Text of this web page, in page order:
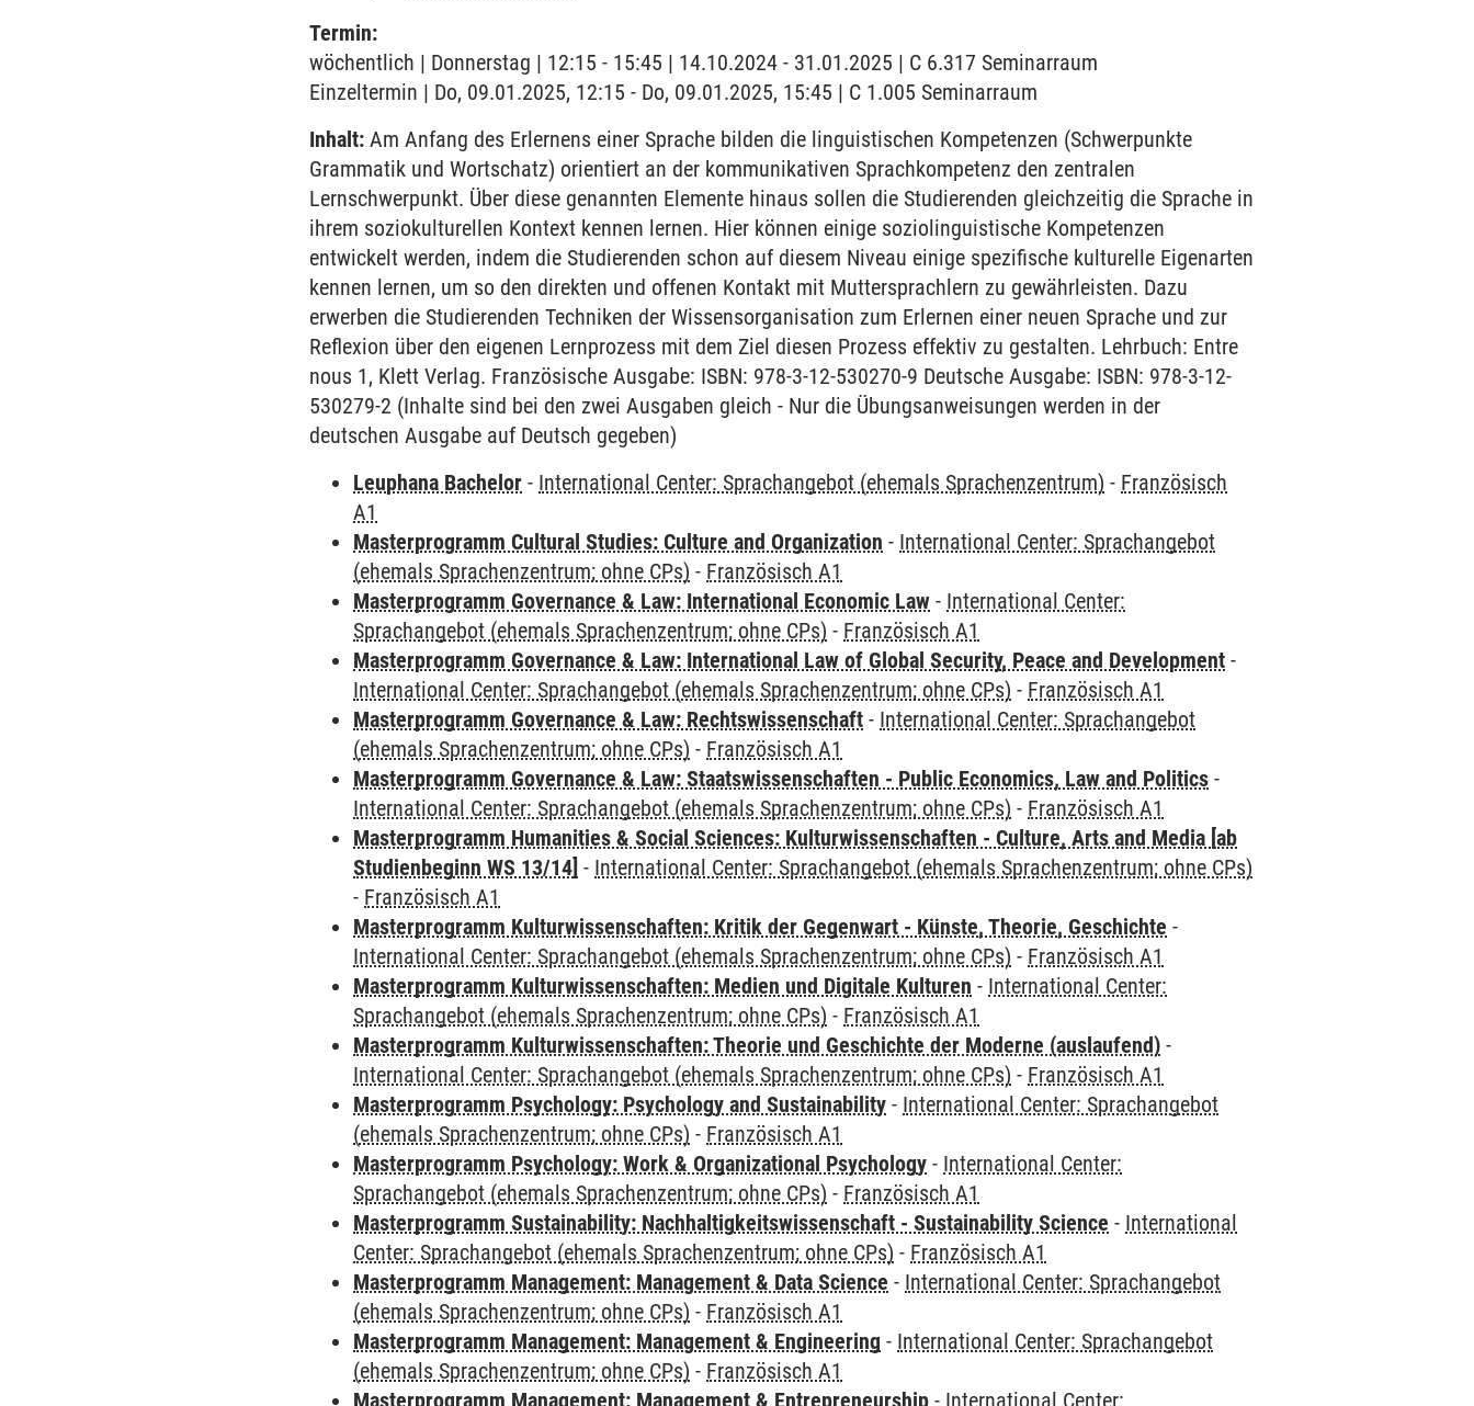
Termin:
wöchentlich | Donnerstag | 12:15 - 15:45 | 14.10.2024 - 31.01.2025 | C 6.317 Seminarraum
Einzeltermin | Do, 09.01.2025, 12:15 - Do, 09.01.2025, 15:45 | C 1.005 Seminarraum
Inhalt: Am Anfang des Erlernens einer Sprache bilden die linguistischen Kompetenzen (Schwerpunkte
Grammatik und Wortschatz) orientiert an der kommunikativen Sprachkompetenz den zentralen
Lernschwerpunkt. Über diese genannten Elemente hinaus sollen die Studierenden gleichzeitig die Sprache in
ihrem soziokulturellen Kontext kennen lernen. Hier können einige soziolinguistische Kompetenzen
entwickelt werden, indem die Studierenden schon auf diesem Niveau einige spezifische kulturelle Eigenarten
kennen lernen, um so den direkten und offenen Kontakt mit Muttersprachlern zu gewährleisten. Dazu
erwerben die Studierenden Techniken der Wissensorganisation zum Erlernen einer neuen Sprache und zur
Reflexion über den eigenen Lernprozess mit dem Ziel diesen Prozess effektiv zu gestalten. Lehrbuch: Entre
nous 1, Klett Verlag. Französische Ausgabe: ISBN: 978-3-12-530270-9 Deutsche Ausgabe: ISBN: 978-3-12-
530279-2 (Inhalte sind bei den zwei Ausgaben gleich - Nur die Übungsanweisungen werden in der
deutschen Ausgabe auf Deutsch gegeben)
Leuphana Bachelor - International Center: Sprachangebot (ehemals Sprachenzentrum) - Französisch
A1
Masterprogramm Cultural Studies: Culture and Organization - International Center: Sprachangebot
(ehemals Sprachenzentrum; ohne CPs) - Französisch A1
Masterprogramm Governance & Law: International Economic Law - International Center:
Sprachangebot (ehemals Sprachenzentrum; ohne CPs) - Französisch A1
Masterprogramm Governance & Law: International Law of Global Security, Peace and Development -
International Center: Sprachangebot (ehemals Sprachenzentrum; ohne CPs) - Französisch A1
Masterprogramm Governance & Law: Rechtswissenschaft - International Center: Sprachangebot
(ehemals Sprachenzentrum; ohne CPs) - Französisch A1
Masterprogramm Governance & Law: Staatswissenschaften - Public Economics, Law and Politics -
International Center: Sprachangebot (ehemals Sprachenzentrum; ohne CPs) - Französisch A1
Masterprogramm Humanities & Social Sciences: Kulturwissenschaften - Culture, Arts and Media [ab
Studienbeginn WS 13/14] - International Center: Sprachangebot (ehemals Sprachenzentrum; ohne CPs)
- Französisch A1
Masterprogramm Kulturwissenschaften: Kritik der Gegenwart - Künste, Theorie, Geschichte -
International Center: Sprachangebot (ehemals Sprachenzentrum; ohne CPs) - Französisch A1
Masterprogramm Kulturwissenschaften: Medien und Digitale Kulturen - International Center:
Sprachangebot (ehemals Sprachenzentrum; ohne CPs) - Französisch A1
Masterprogramm Kulturwissenschaften: Theorie und Geschichte der Moderne (auslaufend) -
International Center: Sprachangebot (ehemals Sprachenzentrum; ohne CPs) - Französisch A1
Masterprogramm Psychology: Psychology and Sustainability - International Center: Sprachangebot
(ehemals Sprachenzentrum; ohne CPs) - Französisch A1
Masterprogramm Psychology: Work & Organizational Psychology - International Center:
Sprachangebot (ehemals Sprachenzentrum; ohne CPs) - Französisch A1
Masterprogramm Sustainability: Nachhaltigkeitswissenschaft - Sustainability Science - International
Center: Sprachangebot (ehemals Sprachenzentrum; ohne CPs) - Französisch A1
Masterprogramm Management: Management & Data Science - International Center: Sprachangebot
(ehemals Sprachenzentrum; ohne CPs) - Französisch A1
Masterprogramm Management: Management & Engineering - International Center: Sprachangebot
(ehemals Sprachenzentrum; ohne CPs) - Französisch A1
Masterprogramm Management: Management & Entrepreneurship - International Center: